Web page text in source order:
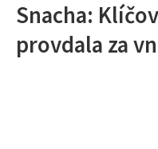
Snacha:
provdala za